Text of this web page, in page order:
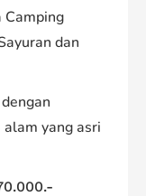
dan
yang asri